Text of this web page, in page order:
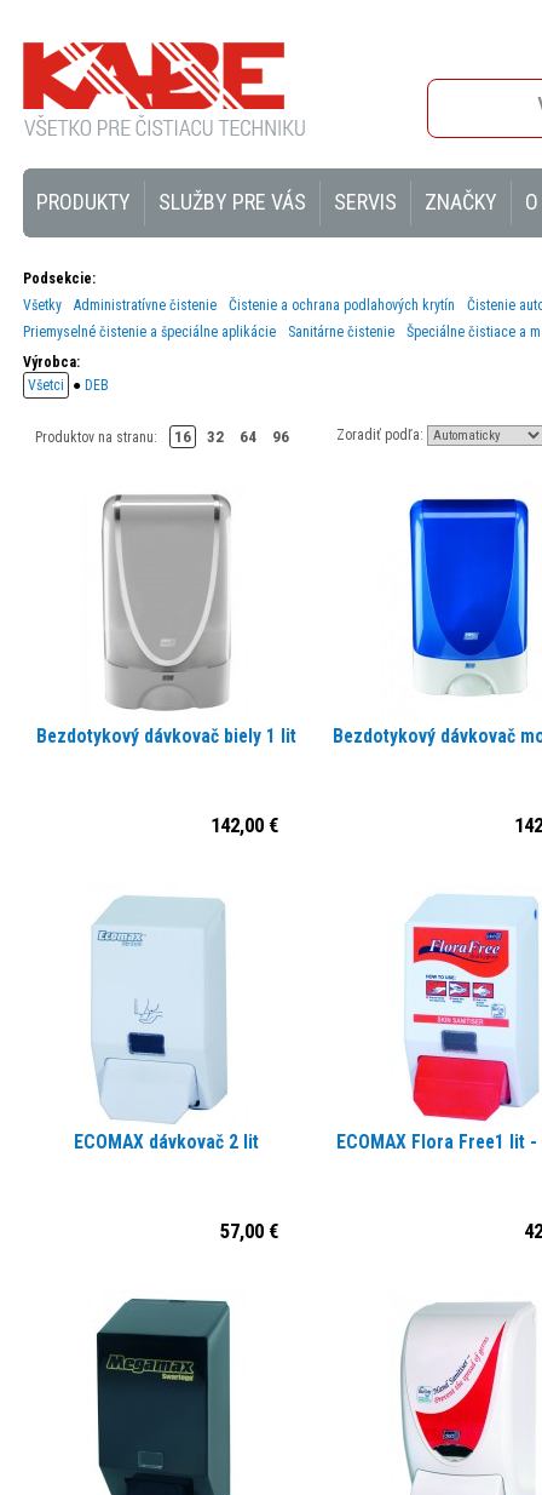
PRODUKTY SLUŽBY PRE VÁS SERVIS ZNAČKY
Podsekcie:
Všetky
Administratívne čistenie Čistenie a ochrana podlahových krytín
Čistenie
Priemyselné čistenie a špeciálne aplikácie
Sanitárne čistenie
Špeciálne čistiace a
Výrobca:
Všetci
● DEB
Produktov na stranu: 16 32 64 96 Zoradiť podľa:
Bezdotykový dávkovač biely 1 lit
142,00 €
Bezdotykový dávkovač
ECOMAX dávkovač 2 lit
57,00 €
ECOMAX Flora Free1 lit